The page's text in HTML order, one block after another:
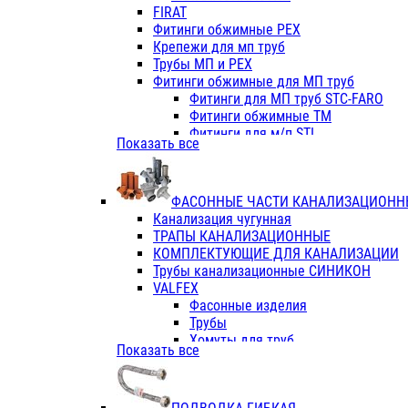
Фитинги ПП белые
Фитинги ПП белые
Фитинги ППс металл.белые
VALFEX
Трубы PE-RT
Трубы ПП водопровод белые
Трубы ПП водопровод серые
Трубы армированные
Трубы армированные
Фитинги с металл. серые
Фитинги ПП (серые)
Фитинги ПП белые
Краны
Фитинги ПП (белые)
Фитинги ПП с металлом белые
ПК КОНТУР
Краны полипропиленовые
Трубы полипропиленивые
FIRAT
Фитинги обжимные PEX
Крепежи для мп труб
Трубы МП и PEX
Фитинги обжимные для МП труб
Фитинги для МП труб STC-FARO
Фитинги обжимные ТМ
Фитинги для м/п STI
Фитинги для МП труб TITAN
TK
VALFEX
Показать все
ФАСОННЫЕ ЧАСТИ
Канализация чугунная
ТРАПЫ КАНАЛИЗАЦИОННЫЕ
КОМПЛЕКТУЮЩИЕ ДЛЯ КАНАЛИЗАЦИИ
Трубы канализационные СИНИКОН
VALFEX
Фасонные изделия
Трубы
Хомуты для труб
ПВХ (стройполимер)
Показать все